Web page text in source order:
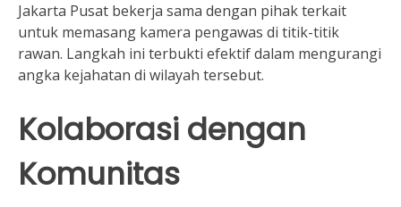
Jakarta Pusat bekerja sama dengan pihak terkait
untuk memasang kamera pengawas di titik-titik
rawan. Langkah ini terbukti efektif dalam mengurangi
angka kejahatan di wilayah tersebut.
Kolaborasi dengan
Komunitas